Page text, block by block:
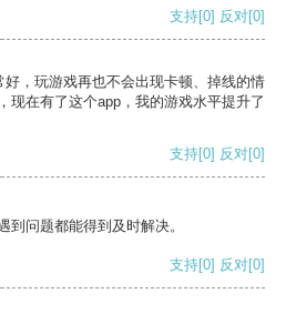
支持[0] 反对[0]
，玩游戏再也不会出现卡顿、掉线的情
现在有了这个app，我的游戏水平提升了
支持[0] 反对[0]
到问题都能得到及时解决。
支持[0] 反对[0]